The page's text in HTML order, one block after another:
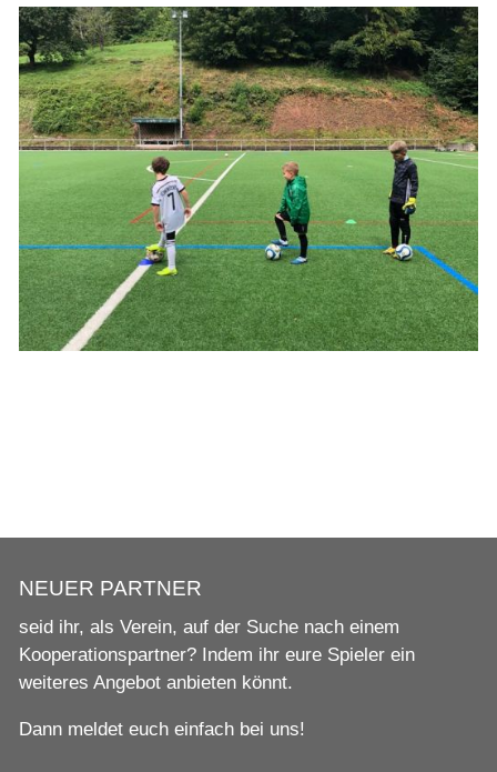
NEUER PARTNER
seid ihr, als Verein, auf der Suche nach einem
Kooperationspartner? Indem ihr eure Spieler ein
weiteres Angebot anbieten könnt.
Dann meldet euch einfach bei uns!